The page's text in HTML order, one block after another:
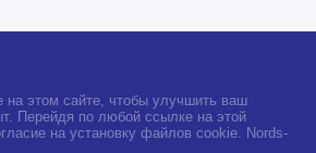
этом сайте, чтобы улучшить ваш
Перейдя по любой ссылке на этой
на установку файлов cookie. Nords-